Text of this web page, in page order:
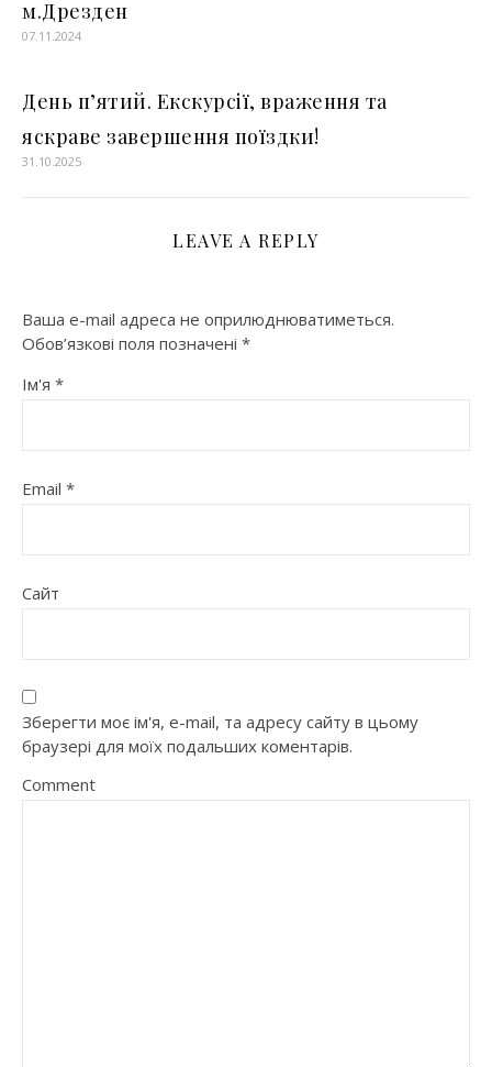
м.Дрезден
07.11.2024
День п’ятий. Екскурсії, враження та
яскраве завершення поїздки!
31.10.2025
LEAVE A REPLY
Ваша e-mail адреса не оприлюднюватиметься.
Обов’язкові поля позначені *
Ім'я *
Email *
Сайт
Зберегти моє ім'я, e-mail, та адресу сайту в цьому
браузері для моїх подальших коментарів.
Comment